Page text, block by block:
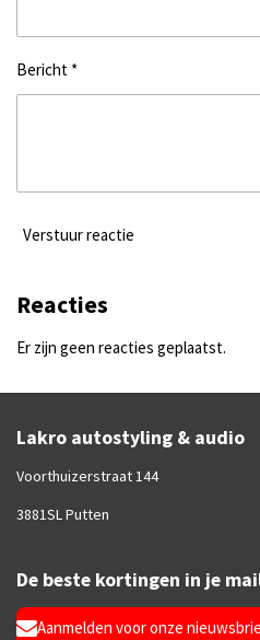
Bericht *
Verstuur reactie
Reacties
Er zijn geen reacties geplaatst.
Lakro autostyling & audio
Voorthuizerstraat 144
3881SL Putten
De beste kortingen in je
Aanmelden voor onze